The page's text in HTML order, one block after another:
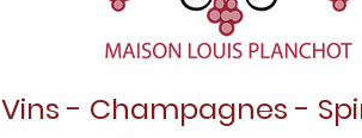
Vins - Champagnes -